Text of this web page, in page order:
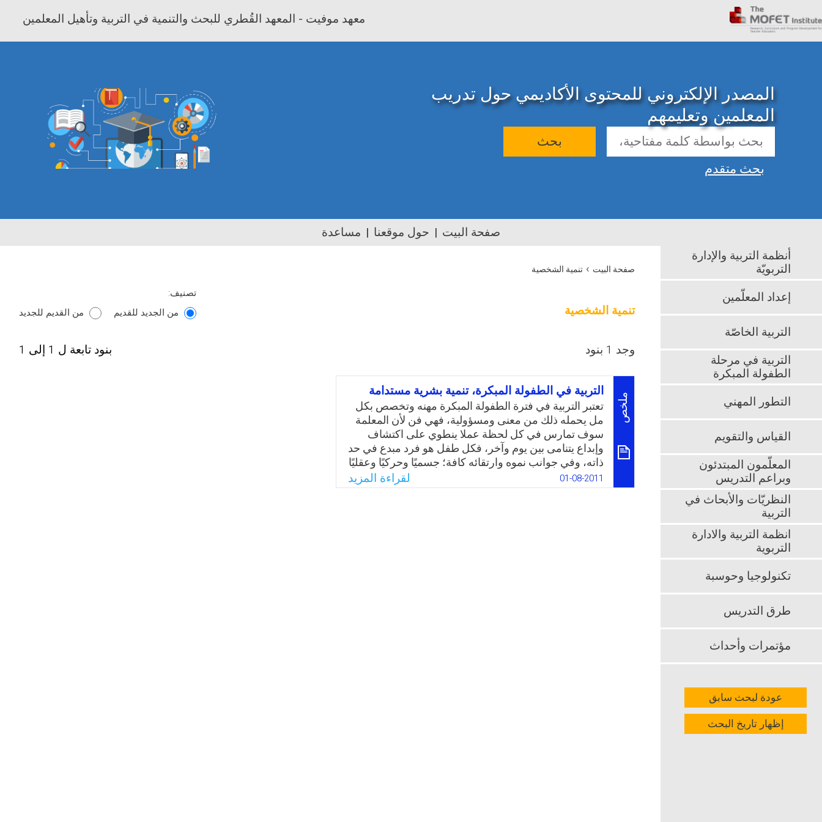
معهد موفيت - المعهد القُطري للبحث والتنمية في التربية وتأهيل المعلمين
المصدر الإلكتروني للمحتوى الأكاديمي حول تدريب
المعلمين وتعليمهم
بحث
بحث متقدم
صفحة البيت حول موقعنا مساعدة
صفحة البيت › تنمية الشخصية
تنمية الشخصية
تصنيف:
من الجديد للقديم
من القديم للجديد
وجد 1 بنود بنود تابعة ل 1 إلى 1
ملخص
التربية في الطفولة المبكرة، تنمية بشرية مستدامة
تعتبر التربية في فترة الطفولة المبكرة مهنه وتخصص بكل
مل يحمله ذلك من معنى ومسؤولية، فهي فن لأن المعلمة
سوف تمارس في كل لحظة عملا ينطوي على اكتشاف
وإبداع يتنامى بين يوم وآخر، فكل طفل هو فرد مبدع في حد
ذاته، وفي جوانب نموه وارتقائه كافة؛ جسميًا وحركيًا وعقليًا
ووجدانيًا واجتماعيًا، وكشخصية تتجذر فيها مقومات الصحة
النفسية وفاعلية السلوك والإيجابية في الحياة، أو هكذا نرجو
01-08-2011 لقراءة المزيد
أنظمة التربية والإدارة
التربويّة
إعداد المعلّمين
التربية الخاصّة
التربية في مرحلة
الطفولة المبكرة
التطور المهني
القياس والتقويم
المعلّمون المبتدئون
وبراعم التدريس
النظريّات والأبحاث في
التربية
انظمة التربية والادارة
التربوية
تكنولوجيا وحوسبة
طرق التدريس
مؤتمرات وأحداث
عودة لبحث سابق
إظهار تاريخ البحث